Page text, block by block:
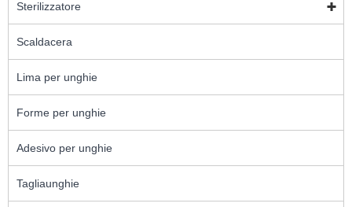
Sterilizzatore
Scaldacera
Lima per unghie
Forme per unghie
Adesivo per unghie
Tagliaunghie